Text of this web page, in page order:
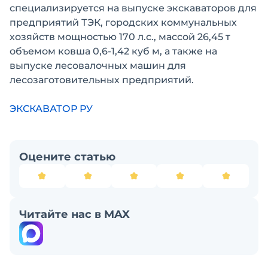
специализируется на выпуске экскаваторов для
предприятий ТЭК, городских коммунальных
хозяйств мощностью 170 л.с., массой 26,45 т
объемом ковша 0,6-1,42 куб м, а также на
выпуске лесовалочных машин для
лесозаготовительных предприятий.
ЭКСКАВАТОР РУ
Оцените статью
Читайте нас в MAX